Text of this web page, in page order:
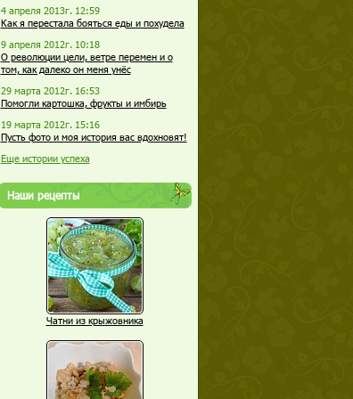
4 апреля 2013г. 12:59
Как я перестала бояться еды и похудела
9 апреля 2012г. 10:18
О революции цели, ветре перемен и о
том, как далеко он меня унёс
29 марта 2012г. 16:53
Помогли картошка, фрукты и имбирь
19 марта 2012г. 15:16
Пусть фото и моя история вас вдохновят!
Еще истории успеха
Наши рецепты
Чатни из крыжовника